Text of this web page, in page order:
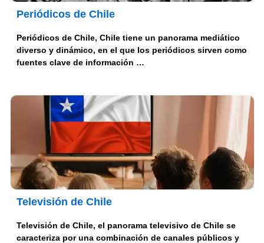
Periódicos de Chile
Periódicos de Chile, Chile tiene un panorama mediático
diverso y dinámico, en el que los periódicos sirven como
fuentes clave de información …
Televisión de Chile
Televisión de Chile, el panorama televisivo de Chile se
caracteriza por una combinación de canales públicos y